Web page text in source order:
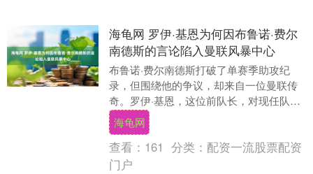
海龟网 罗伊·基恩为何因布鲁诺·费尔
南德斯的言论陷入曼联风暴中心
布鲁诺·费尔南德斯打破了单赛季助攻纪
录，但围绕他的争议，却来自一位曼联传
奇。罗伊·基恩，这位前队长，对现任队长
的比赛心态提出了尖锐质疑，一场关于“队
长该追求什么....
海龟网
查看： 161 分类： 配资一流股票配资
门户